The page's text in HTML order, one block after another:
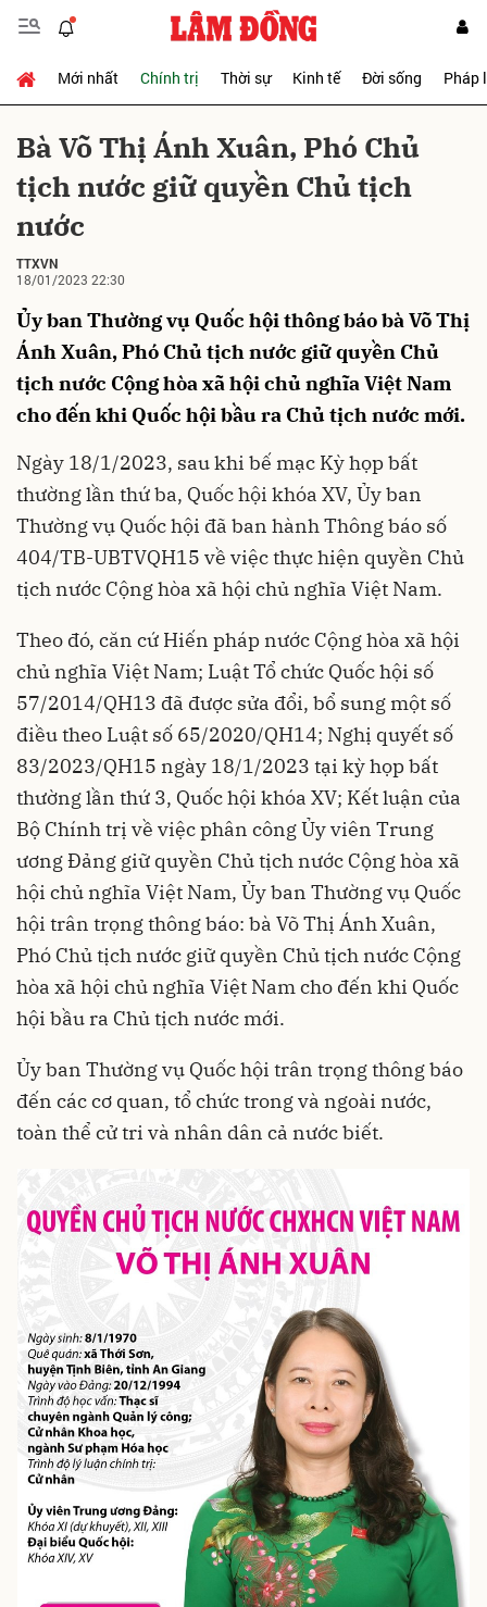
Mới nhất Chính trị Thời sự Kinh tế Đời sống Pháp
Bà Võ Thị Ánh Xuân, Phó Chủ
tịch nước giữ quyền Chủ tịch
nước
TTXVN
18/01/2023 22:30
Ủy ban Thường vụ Quốc hội thông báo bà Võ Thị
Ánh Xuân, Phó Chủ tịch nước giữ quyền Chủ
tịch nước Cộng hòa xã hội chủ nghĩa Việt Nam
cho đến khi Quốc hội bầu ra Chủ tịch nước mới.
Ngày 18/1/2023, sau khi bế mạc Kỳ họp bất
thường lần thứ ba, Quốc hội khóa XV, Ủy ban
Thường vụ Quốc hội đã ban hành Thông báo số
404/TB-UBTVQH15 về việc thực hiện quyền Chủ
tịch nước Cộng hòa xã hội chủ nghĩa Việt Nam.
Theo đó, căn cứ Hiến pháp nước Cộng hòa xã hội
chủ nghĩa Việt Nam; Luật Tổ chức Quốc hội số
57/2014/QH13 đã được sửa đổi, bổ sung một số
điều theo Luật số 65/2020/QH14; Nghị quyết số
83/2023/QH15 ngày 18/1/2023 tại kỳ họp bất
thường lần thứ 3, Quốc hội khóa XV; Kết luận của
Bộ Chính trị về việc phân công Ủy viên Trung
ương Đảng giữ quyền Chủ tịch nước Cộng hòa xã
hội chủ nghĩa Việt Nam, Ủy ban Thường vụ Quốc
hội trân trọng thông báo: bà Võ Thị Ánh Xuân,
Phó Chủ tịch nước giữ quyền Chủ tịch nước Cộng
hòa xã hội chủ nghĩa Việt Nam cho đến khi Quốc
hội bầu ra Chủ tịch nước mới.
Ủy ban Thường vụ Quốc hội trân trọng thông báo
đến các cơ quan, tổ chức trong và ngoài nước,
toàn thể cử tri và nhân dân cả nước biết.
Gửi bình luận
Hủy Gửi